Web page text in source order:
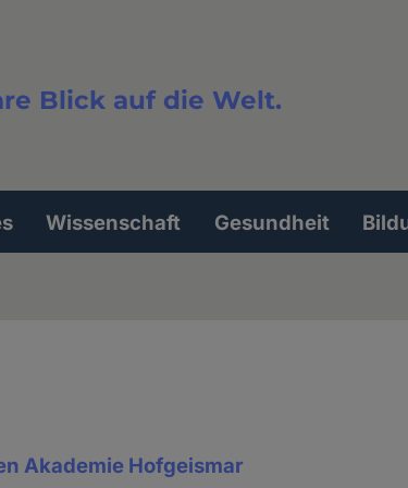
Blick auf die Welt.
Wissenschaft Gesundheit
Akademie Hofgeismar